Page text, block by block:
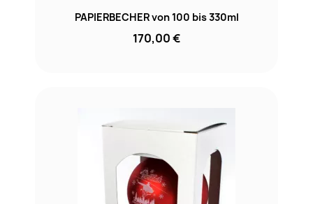
PAPIERBECHER von 100 bis 330ml
170,00 €